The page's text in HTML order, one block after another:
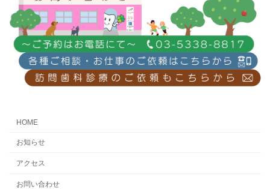
HOME
お知らせ
アクセス
お問い合わせ